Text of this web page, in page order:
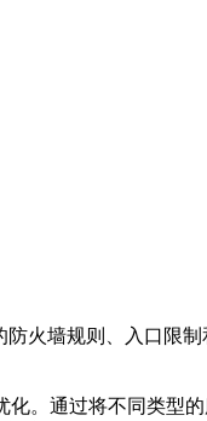
墙规则、入口限
通过将不同类型